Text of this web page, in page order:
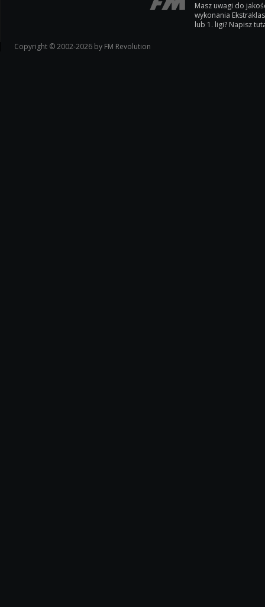
Masz uwagi do
wykonania
lub 1. ligi? Napisz
Copyright © 2002-2026 by FM Revolution